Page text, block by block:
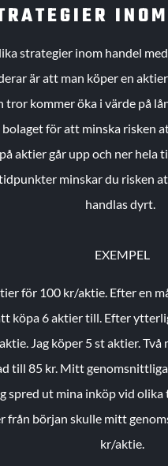
strategier inom handel
är att man köper en
tror kommer öka i värde på
för att minska risken
aktier går upp och ner hela
minskar du risken
handlas dyrt.
EXEMPEL
för 100 kr/aktie. Efter en
köpa 6 aktier till. Efter
Jag köper 5 st aktier.Två
till 85 kr. Mitt
spred ut mina inköp vid
från början skulle mitt
kr/aktie.